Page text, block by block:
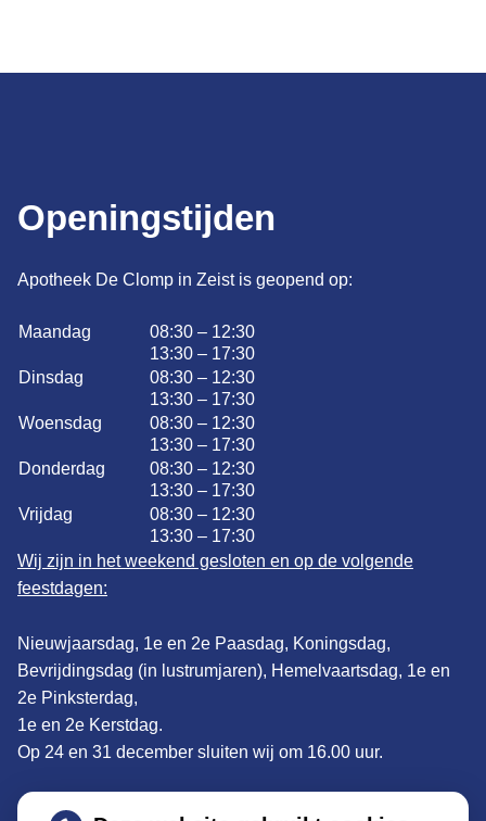
Openingstijden
Apotheek De Clomp in Zeist is geopend op:
Maandag
08:30 – 12:30
13:30 – 17:30
Dinsdag
08:30 – 12:30
13:30 – 17:30
Woensdag
08:30 – 12:30
13:30 – 17:30
Donderdag
08:30 – 12:30
13:30 – 17:30
Vrijdag
08:30 – 12:30
13:30 – 17:30
Wij zijn in het weekend gesloten en op de volgende
feestdagen:
Nieuwjaarsdag, 1e en 2e Paasdag, Koningsdag,
Bevrijdingsdag (in lustrumjaren), Hemelvaartsdag, 1e en
2e Pinksterdag,
1e en 2e Kerstdag.
Op 24 en 31 december sluiten wij om 16.00 uur.
Adres: